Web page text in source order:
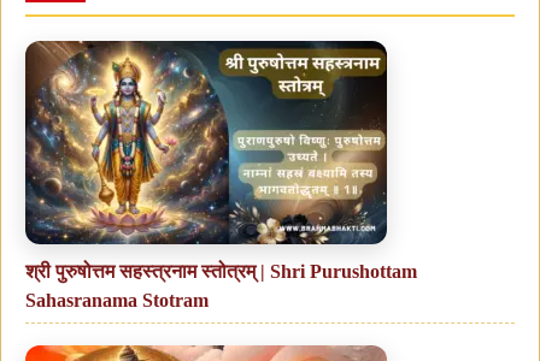
श्री पुरुषोत्तम सहस्त्रनाम स्तोत्रम् | Shri Purushottam
Sahasranama Stotram